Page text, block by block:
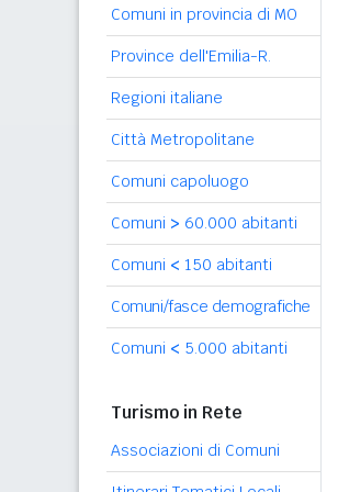
Comuni in provincia di MO
Province dell'Emilia-R.
Regioni italiane
Città Metropolitane
Comuni capoluogo
Comuni > 60.000 abitanti
Comuni < 150 abitanti
Comuni/fasce demografiche
Comuni < 5.000 abitanti
Turismo in Rete
Associazioni di Comuni